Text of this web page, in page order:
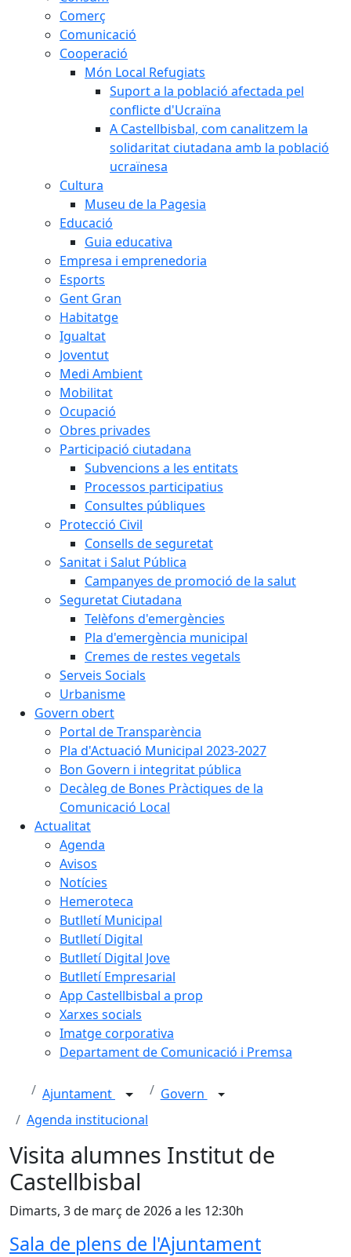
Comerç
Comunicació
Cooperació
Món Local Refugiats
Suport a la població afectada pel
conflicte d'Ucraïna
A Castellbisbal, com canalitzem la
solidaritat ciutadana amb la població
ucraïnesa
Cultura
Museu de la Pagesia
Educació
Guia educativa
Empresa i emprenedoria
Esports
Gent Gran
Habitatge
Igualtat
Joventut
Medi Ambient
Mobilitat
Ocupació
Obres privades
Participació ciutadana
Subvencions a les entitats
Processos participatius
Consultes públiques
Protecció Civil
Consells de seguretat
Sanitat i Salut Pública
Campanyes de promoció de la salut
Seguretat Ciutadana
Telèfons d'emergències
Pla d'emergència municipal
Cremes de restes vegetals
Serveis Socials
Urbanisme
Govern obert
Portal de Transparència
Pla d'Actuació Municipal 2023-2027
Bon Govern i integritat pública
Decàleg de Bones Pràctiques de la
Comunicació Local
Actualitat
Agenda
Avisos
Notícies
Hemeroteca
Butlletí Municipal
Butlletí Digital
Butlletí Digital Jove
Butlletí Empresarial
App Castellbisbal a prop
Xarxes socials
Imatge corporativa
Departament de Comunicació i Premsa
Ajuntament
Govern
Agenda institucional
Visita alumnes Institut de
Castellbisbal
Dimarts, 3 de març de 2026 a les 12:30h
Sala de plens de l'Ajuntament